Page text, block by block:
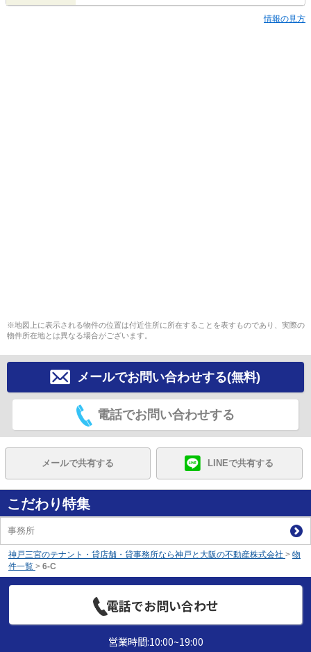
情報の見方
※地図上に表示される物件の位置は付近住所に所在することを表すものであり、実際の
物件所在地とは異なる場合がございます。
メールでお問い合わせする(無料)
電話でお問い合わせする
メールで共有する LINEで共有する
こだわり特集
事務所
神戸三宮のテナント・貸店舗・貸事務所なら神戸と大阪の不動産株式会社 > 物
件一覧 > 6-C
電話でお問い合わせ
営業時間:10:00~19:00